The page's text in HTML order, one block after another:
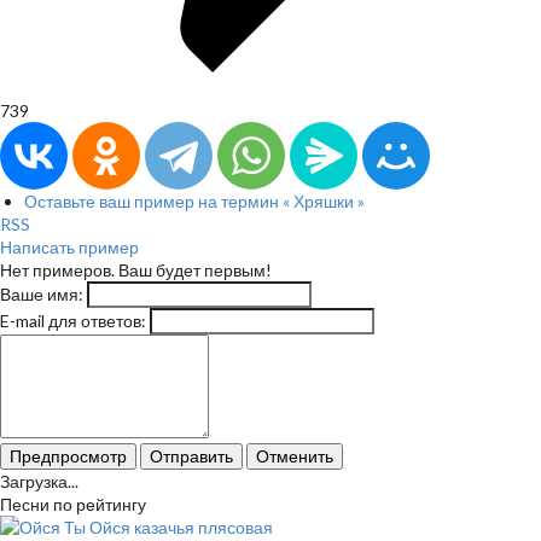
739
Оставьте ваш пример на термин « Хряшки »
RSS
Написать пример
Нет примеров. Ваш будет первым!
Ваше имя:
E-mail для ответов:
Предпросмотр Отправить Отменить
Загрузка...
Песни по рейтингу